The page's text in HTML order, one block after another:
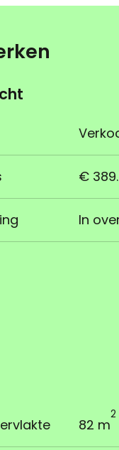
€
In
82 m
2